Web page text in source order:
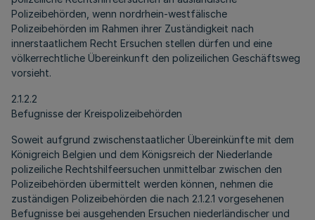
Polizeibehörden, wenn nordrhein-westfälische
Polizeibehörden im Rahmen ihrer Zuständigkeit nach
innerstaatlichem Recht Ersuchen stellen dürfen und eine
völkerrechtliche Übereinkunft den polizeilichen Geschäftsweg
vorsieht.
2.1.2.2
Befugnisse der Kreispolizeibehörden
Soweit aufgrund zwischenstaatlicher Übereinkünfte mit dem
Königreich Belgien und dem Königsreich der Niederlande
polizeiliche Rechtshilfeersuchen unmittelbar zwischen den
Polizeibehörden übermittelt werden können, nehmen die
zuständigen Polizeibehörden die nach 2.1.2.1 vorgesehenen
Befugnisse bei ausgehenden Ersuchen niederländischer und